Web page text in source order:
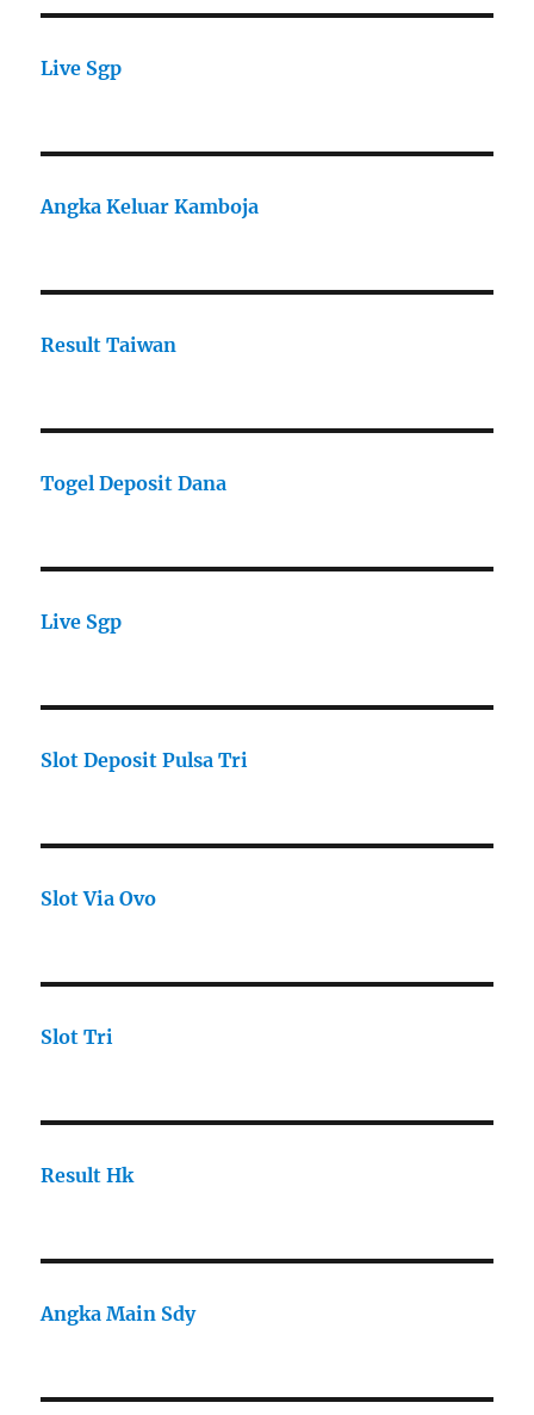
Live Sgp
Angka Keluar Kamboja
Result Taiwan
Togel Deposit Dana
Live Sgp
Slot Deposit Pulsa Tri
Slot Via Ovo
Slot Tri
Result Hk
Angka Main Sdy